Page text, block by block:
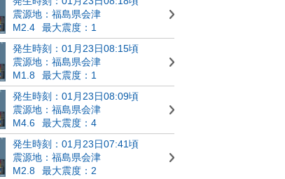
震源地：福島県会津
M2.4
最大震度：1
発生時刻：01月23日08:15頃
震源地：福島県会津
M1.8
最大震度：1
発生時刻：01月23日08:09頃
震源地：福島県会津
M4.6
最大震度：4
発生時刻：01月23日07:41頃
震源地：福島県会津
M2.8
最大震度：2